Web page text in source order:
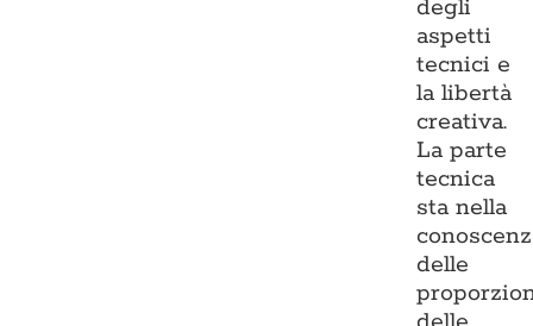
degli
aspetti
tecnici e
la libertà
creativa.
La parte
tecnica
sta nella
delle